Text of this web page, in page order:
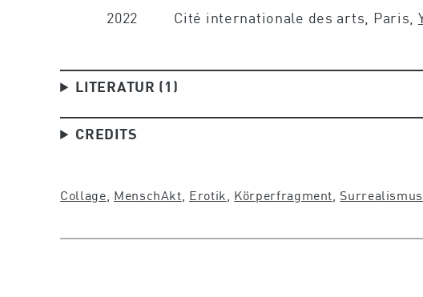
2022
Cité internationale des arts, Paris,
LITERATUR (1)
CREDITS
Collage MenschAkt Erotik Körperfragment Surrealismus